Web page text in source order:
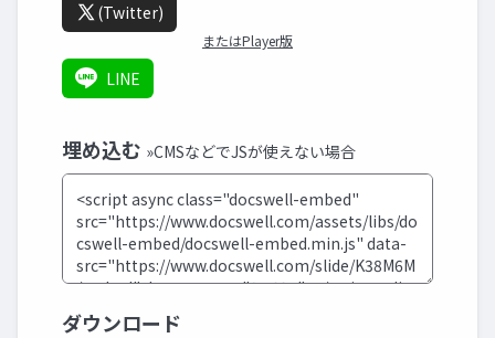
(Twitter)
またはPlayer版
LINE
埋め込む »CMSなどでJSが使えない場合
ダウンロード